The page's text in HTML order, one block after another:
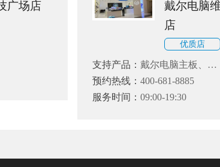
广场店
戴尔电脑
店
优质店
支持产品： 戴尔电脑主板、
CPU、内存、显卡、声卡、硬
盘、光驱、系统等故障维修
预约热线： 400-681-8885
服务时间： 09:00-19:30